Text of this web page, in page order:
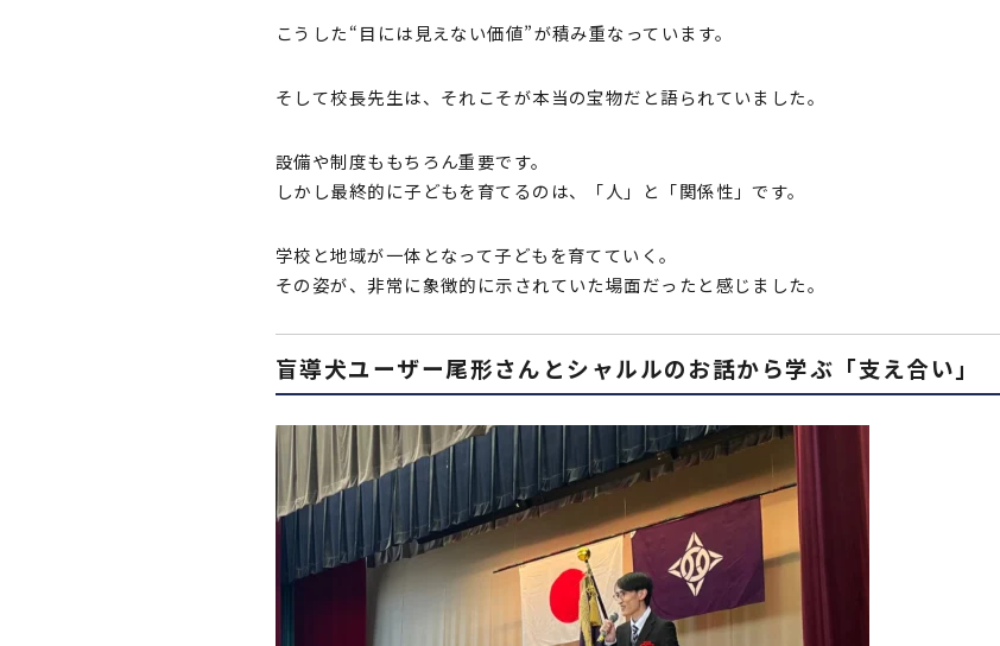
こうした“目には見えない価値”が積み重なっています。
そして校長先生は、それこそが本当の宝物だと語られていました。
設備や制度ももちろん重要です。
しかし最終的に子どもを育てるのは、「人」と「関係性」です。
学校と地域が一体となって子どもを育てていく。
その姿が、非常に象徴的に示されていた場面だったと感じました。
盲導犬ユーザー尾形さんとシャルルのお話から学ぶ「支え合い」